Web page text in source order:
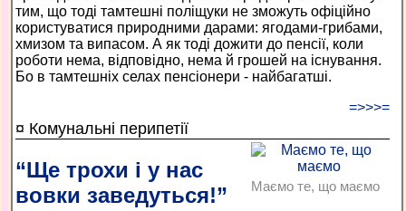
тим, що тоді тамтешні поліщуки не зможуть офіційно
користуватися природними дарами: ягодами-грибами,
хмизом та випасом. А як тоді дожити до пенсії, коли
роботи нема, відповідно, нема й грошей на існування.
Бо в тамтешніх селах пенсіонери - найбагатші.
=>>>=
¤ Комунальні перипетії
Маємо те, що маємо
“Ще трохи і у нас
вовки заведуться!”